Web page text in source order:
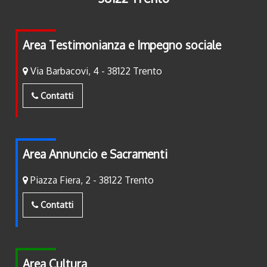
Area Testimonianza e Impegno sociale
Via Barbacovi, 4 - 38122 Trento
Contatti
Area Annuncio e Sacramenti
Piazza Fiera, 2 - 38122 Trento
Contatti
Area Cultura